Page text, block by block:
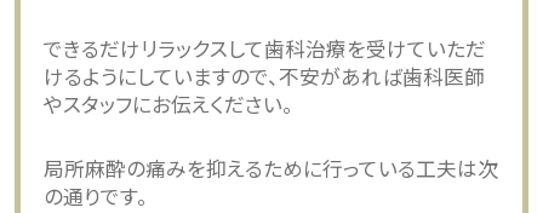
できるだけリラックスして歯科治療を受けていただ
けるようにしていますので、不安があれば歯科医師
やスタッフにお伝えください。
局所麻酔の痛みを抑えるために行っている工夫は次
の通りです。